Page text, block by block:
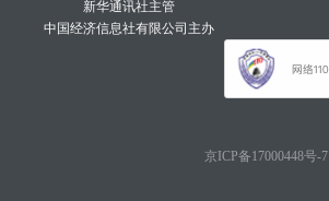
新华通讯社主管
中国经济信息社有限公司主办
京ICP备17000448号-7